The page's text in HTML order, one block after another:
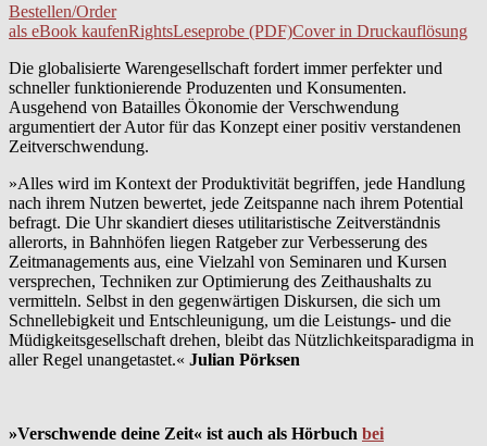
Bestellen/Order
als eBook kaufenRightsLeseprobe (PDF)Cover in Druckauflösung
Die globalisierte Warengesellschaft fordert immer perfekter und
schneller funktionierende Produzenten und Konsumenten.
Ausgehend von Batailles Ökonomie der Verschwendung
argumentiert der Autor für das Konzept einer positiv verstandenen
Zeitverschwendung.
»Alles wird im Kontext der Produktivität begriffen, jede Handlung
nach ihrem Nutzen bewertet, jede Zeitspanne nach ihrem Potential
befragt. Die Uhr skandiert dieses utilitaristische Zeitverständnis
allerorts, in Bahnhöfen liegen Ratgeber zur Verbesserung des
Zeitmanagements aus, eine Vielzahl von Seminaren und Kursen
versprechen, Techniken zur Optimierung des Zeithaushalts zu
vermitteln. Selbst in den gegenwärtigen Diskursen, die sich um
Schnellebigkeit und Entschleunigung, um die Leistungs- und die
Müdigkeitsgesellschaft drehen, bleibt das Nützlichkeitsparadigma in
aller Regel unangetastet.« Julian Pörksen
»Verschwende deine Zeit« ist auch als Hörbuch bei